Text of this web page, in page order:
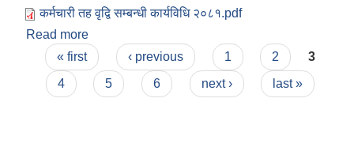
कर्मचारी तह वृद्वि सम्बन्धी कार्यविधि २०८१.pdf
Read more
Pages
« first ‹ previous 1 2
3
4
5 6 next › last »